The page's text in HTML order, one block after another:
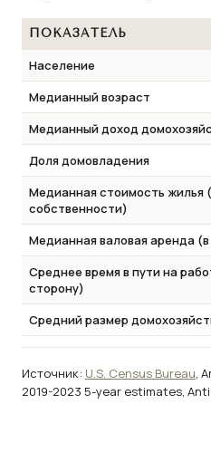
ПОКАЗАТЕЛЬ
Население
Медианный возраст
Медианный доход
Доля домовладения
Медианная стоимость жилья
собственности)
Медианная валовая аренда
Среднее время в пути на
сторону)
Средний размер
Источник: U.S. Census Bureau ,
2019-2023 5-year estimates,